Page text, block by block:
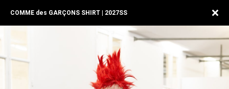
COMME des GARÇONS SHIRT | 2027SS